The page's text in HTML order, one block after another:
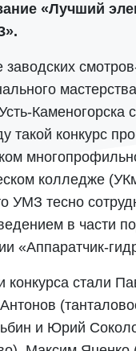
«Лучший
Каменогорска
такой конкурс
колледже
УМЗ тесно
в части
«Аппаратчик-
конкурса стали
и Юрий